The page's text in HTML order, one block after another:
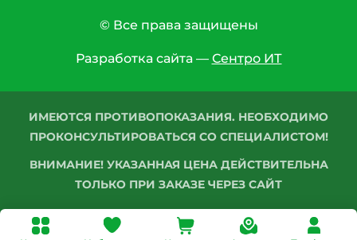
© Все права защищены
Разработка сайта — Сентро ИТ
ИМЕЮТСЯ ПРОТИВОПОКАЗАНИЯ. НЕОБХОДИМО
ПРОКОНСУЛЬТИРОВАТЬСЯ СО СПЕЦИАЛИСТОМ!
ВНИМАНИЕ! УКАЗАННАЯ ЦЕНА ДЕЙСТВИТЕЛЬНА
ТОЛЬКО ПРИ ЗАКАЗЕ ЧЕРЕЗ САЙТ